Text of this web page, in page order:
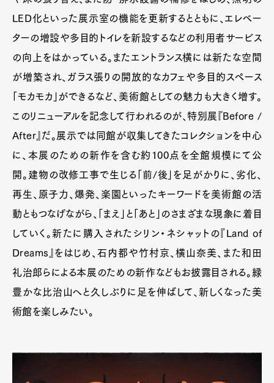
LED化といった展示室の機能を更新するとともに、エレベー
ターの増設や多目的トイレを新設するなどの利用者サービス
の向上をはかっている。またエントランス横には新たな空間
が増築され、ガラス張りの開放的なカフェや多目的スペース
「モカモカ」ができるなど、美術館としての魅力も大きく増す。
このリニューアルを記念して行われるのが、特別展『Before /
After』だ。展示では同館が収集してきたコレクションを中心
に、本展のための新作を含む約100点を全館規模にて公
開。建物の改修工事で生じる「前/後」を足がかりに、劣化、
再生、原子力、爆発、楽園といったキーワードを美術館の活
動ともつなげながら、「まえ」と「あと」のさまざまな現象に着目
していく。新たに購入されたシリン・ネシャットの『Land of
Dreams』をはじめ、石内都や竹村京、横山奈美、また和田
礼治郎らによる本展のための新作などもお披露目される。緑
豊かな比治山へと久しぶりに足を伸ばして、新しくなった美
術館を楽しみたい。